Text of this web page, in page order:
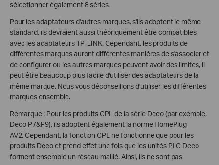
sélectionner également 8 séries.
Pour les adaptateurs d'autres marques, s'ils adoptent le même
standard, ils devraient aussi théoriquement être compatibles
avec les adaptateurs TP-LINK. Cependant, les produits de
différentes marques auront différentes manières de s'associer et
de configurer ou les autres marques peuvent avoir des limites, il
peut être beaucoup plus facile d'utiliser des adaptateurs de la
même marque. Nous vous déconseillons d'utiliser les différentes
marques ensemble.
Remarque : Pour les produits CPL de la série Deco (par exemple,
Deco P7&P9), ils adoptent également la norme HomePlug
AV2. Cependant, la fonction CPL ne fonctionne que pour les
produits Deco et prend effet une fois que les unités PLC Deco
forment ensemble un réseau maillé. Ainsi, ils ne sont pas